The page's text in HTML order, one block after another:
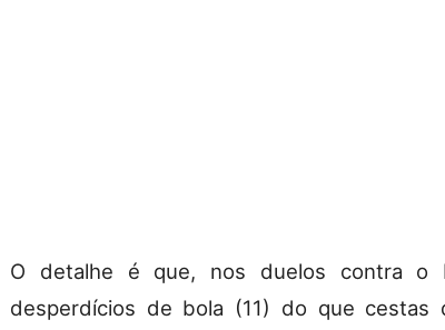
O detalhe é que, nos duelos contra o
desperdícios de bola (11) do que cestas